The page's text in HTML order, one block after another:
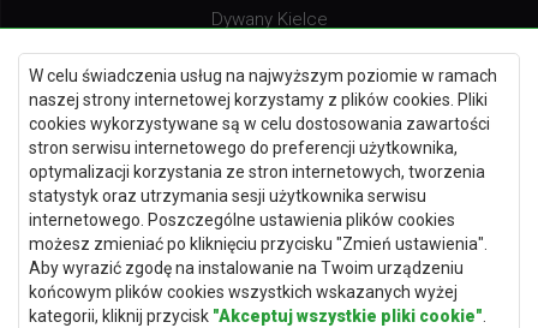
W celu świadczenia usług na najwyższym poziomie w ramach
naszej strony internetowej korzystamy z plików cookies. Pliki
cookies wykorzystywane są w celu dostosowania zawartości
stron serwisu internetowego do preferencji użytkownika,
optymalizacji korzystania ze stron internetowych, tworzenia
statystyk oraz utrzymania sesji użytkownika serwisu
internetowego. Poszczególne ustawienia plików cookies
możesz zmieniać po kliknięciu przycisku "Zmień ustawienia".
Aby wyrazić zgodę na instalowanie na Twoim urządzeniu
końcowym plików cookies wszystkich wskazanych wyżej
kategorii, kliknij przycisk "Akceptuj wszystkie pliki cookie"
Dywany Kielce
Dywany Gdańsk
Dywany Toruń
Dywany Bydgoszcz
Dywany Łódź
Dywany Katowice
Dywany Rzeszów